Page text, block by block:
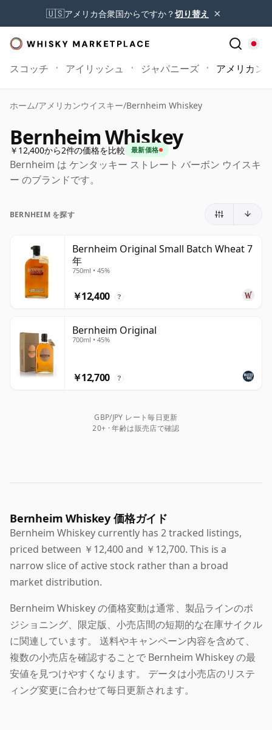
🇺🇸アメリカ合衆国からですか？切り替え ×
スコッチ アイリッシュ ジャパニーズ アメリカン
ホーム/アメリカンウイスキー/Bernheim Whiskey
Bernheim Whiskey
￥12,400から2件の価格を比較 最新価格
Bernheim は ケンタッキー ストレート バーボン ウイスキ
ー のブランドです。
BERNHEIM を探す
Bernheim Original Small Batch Wheat 7
年
750ml • 45%
￥12,400 ?
Bernheim Original
700ml • 45%
￥12,700 ?
GBP/JPY レート毎日更新
20+ · 年齢は販売店で確認
Bernheim Whiskey 価格ガイド
Bernheim Whiskey currently has 2 tracked listings,
priced between ￥12,400 and ￥12,700. This is a
narrow slice of active stock rather than a broad
market distribution.
Bernheim Whiskey の価格変動は通常、製品ラインのポ
ジショニング、限定版、小売店間の短期的な在庫サイクル
に関連しています。 送料やキャンペーン内容を含めて、
複数の小売店を確認することで Bernheim Whiskey の最
安値を見つけやすくなります。 データは小売店のリステ
ィング変更に合わせて毎日更新されます。